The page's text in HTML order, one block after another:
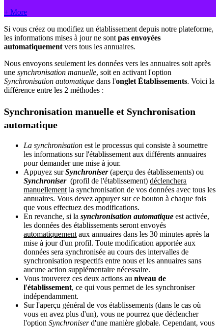
+ More
Si vous créez ou modifiez un établissement depuis notre plateforme,
les informations mises à jour ne sont pas envoyées
automatiquement vers tous les annuaires.
Nous envoyons seulement les données vers les annuaires soit après
une synchronisation manuelle, soit en activant l'option
Synchronisation automatique dans l'onglet Établissements. Voici la
différence entre les 2 méthodes :
Synchronisation manuelle et Synchronisation
automatique
La synchronisation est le processus qui consiste à soumettre
les informations sur l'établissement aux différents annuaires
pour demander une mise à jour.
Appuyez surSynchroniser(aperçu des établissements) ou
Synchroniser (profil de l'établissement) déclenchera
manuellement la synchronisation de vos données avec tous les
annuaires. Vous devez appuyer sur ce bouton à chaque fois
que vous effectuez des modifications.
En revanche, si la synchronisation automatique est activée,
les données des établissements seront envoyés
automatiquement aux annuaires dans les 30 minutes après la
mise à jour d'un profil. Toute modification apportée aux
données sera synchronisée au cours des intervalles de
synchronisation respectifs entre nous et les annuaires sans
aucune action supplémentaire nécessaire.
Vous trouverez ces deux actions au niveau de
l'établissement, ce qui vous permet de les synchroniser
indépendamment.
Sur l'aperçu général de vos établissements (dans le cas où
vous en avez plus d'un), vous ne pourrez que déclencher
l'option Synchroniserd'une manière globale. Cependant, vous